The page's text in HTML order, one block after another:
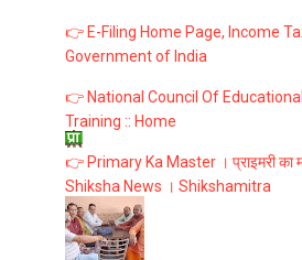
👉 E-Filing Home Page, Income
Government of India
👉 National Council Of
Training :: Home
👉 Primary Ka Master । प्राइमरी का
Shiksha News । Shikshamitra